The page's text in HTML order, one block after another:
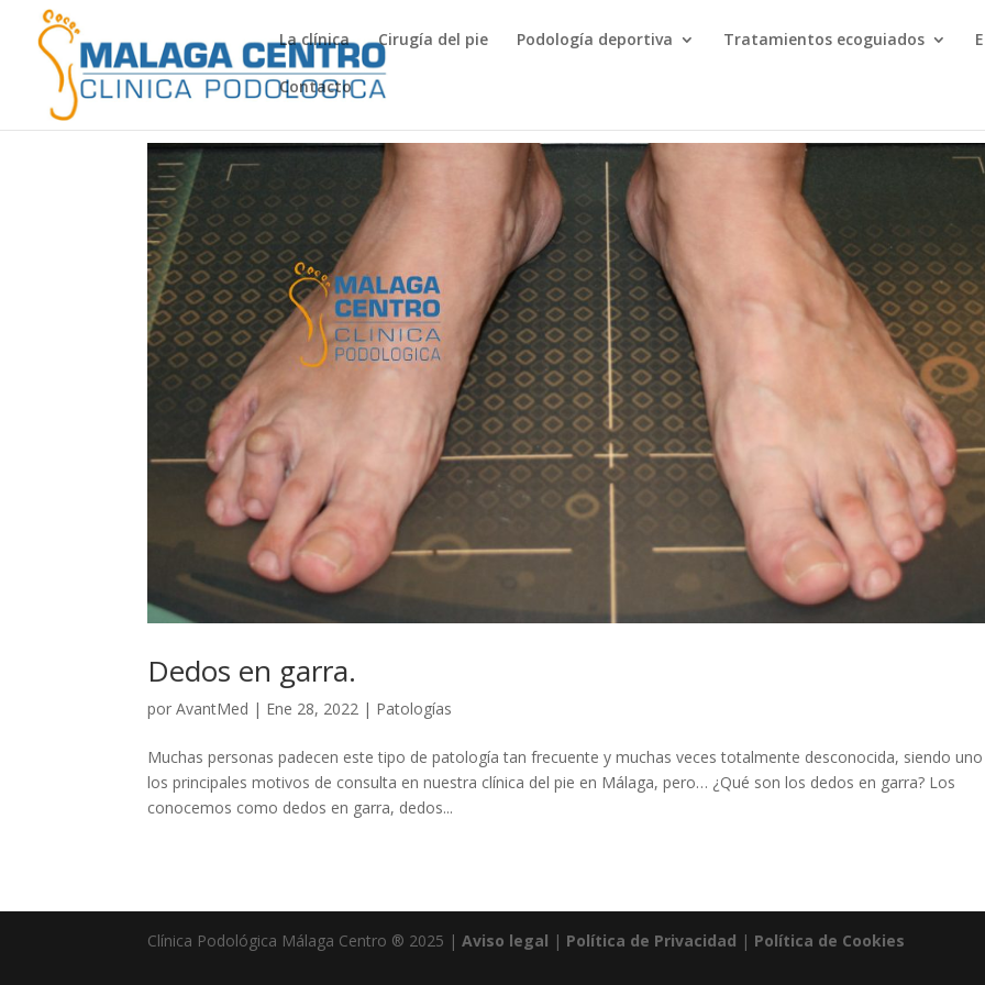
La clínica Cirugía del pie Podología deportiva Tratamientos ecoguiados
Contacto
Dedos en garra.
porAvantMed | Ene 28, 2022 | Patologías
Muchas personas padecen este tipo de patología tan frecuente y muchas veces totalmente desconocida, siendo
los principales motivos de consulta en nuestra clínica del pie en Málaga, pero… ¿Qué son los dedos en garra? Los
conocemos como dedos en garra, dedos...
Clínica Podológica Málaga Centro ® 2025 |Aviso legal | Política de Privacidad | Política de Cookies